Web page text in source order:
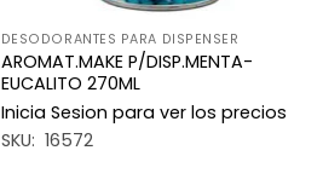
DESODORANTES PARA DISPENSER
AROMAT.MAKE P/DISP.MENTA-
EUCALITO 270ML
Inicia Sesion para ver los precios
SKU: 16572